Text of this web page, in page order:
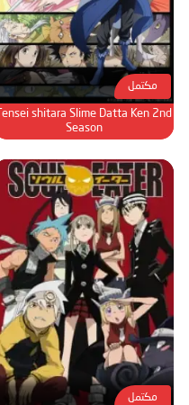
مكتمل
Tensei shitara Slime Datta Ken 2nd
Season
مكتمل